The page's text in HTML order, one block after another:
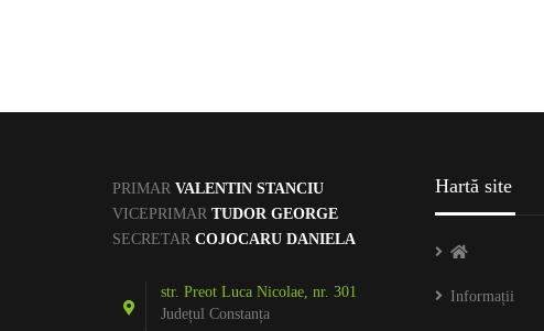
STARE CIVILĂ
PRIMAR VALENTIN STANCIU
VICEPRIMAR TUDOR GEORGE
SECRETAR COJOCARU DANIELA
str. Preot Luca Nicolae, nr. 301
Județul Constanța
Hartă site
Informații